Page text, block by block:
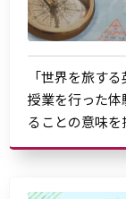
「世界を旅す
授業を行った
ることの意味を